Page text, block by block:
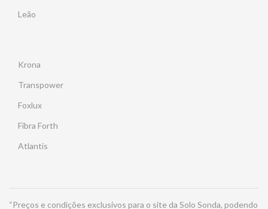
Leão
Krona
Transpower
Foxlux
Fibra Forth
Atlantis
“Preços e condições exclusivos para o site da Solo Sonda, podendo